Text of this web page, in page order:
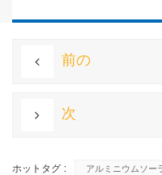
前の
次
ホットタグ : アルミニウムソー